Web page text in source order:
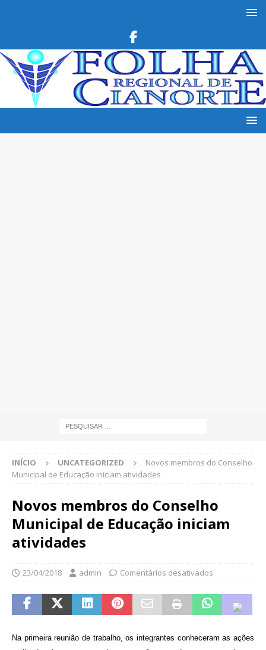
INÍCIO UNCATEGORIZED
Novos membros do Conselho
Municipal de Educação iniciam atividades
Novos membros do Conselho
Municipal de Educação iniciam
atividades
23/04/2018 admin Comentários desativados
Na primeira reunião de trabalho, os integrantes conheceram as ações